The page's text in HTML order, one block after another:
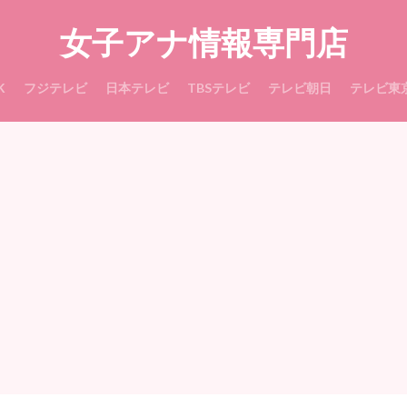
女子アナ情報専門店
フジテレビ 日本テレビ TBSテレビ テレビ朝日 テレビ東